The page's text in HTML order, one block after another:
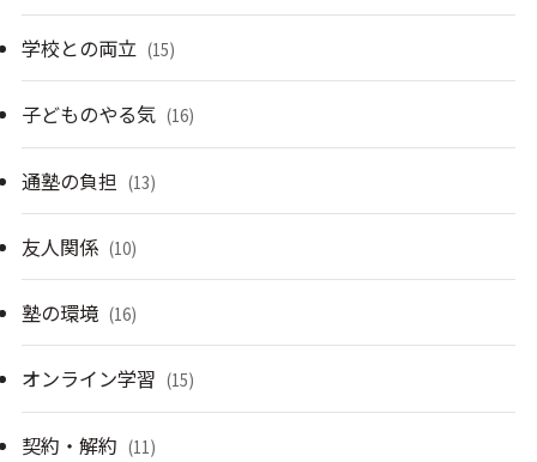
学校との両立 (15)
子どものやる気 (16)
通塾の負担 (13)
友人関係 (10)
塾の環境 (16)
オンライン学習 (15)
契約・解約 (11)